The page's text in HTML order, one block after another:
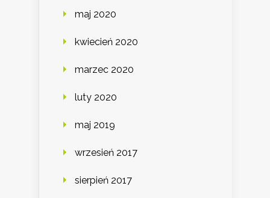
maj 2020
kwiecień 2020
marzec 2020
luty 2020
maj 2019
wrzesień 2017
sierpień 2017